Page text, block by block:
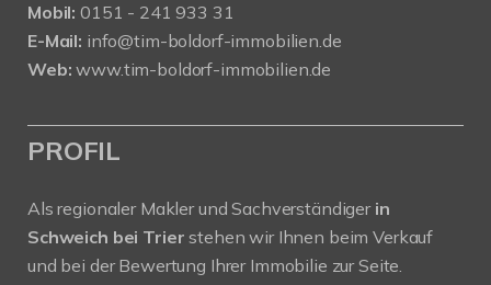
Mobil: 0151 - 241 933 31
E-Mail: info@tim-boldorf-immobilien.de
Web:www.tim-boldorf-immobilien.de
PROFIL
Als regionaler Makler und Sachverständigerin
Schweich bei Trierstehen wir Ihnen beim Verkauf
und bei der Bewertung Ihrer Immobilie zur Seite.